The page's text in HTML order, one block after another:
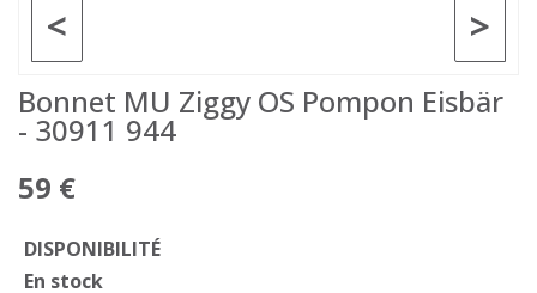
>
<
Bonnet MU Ziggy OS Pompon Eisbär
- 30911 944
59 €
DISPONIBILITÉ
En stock